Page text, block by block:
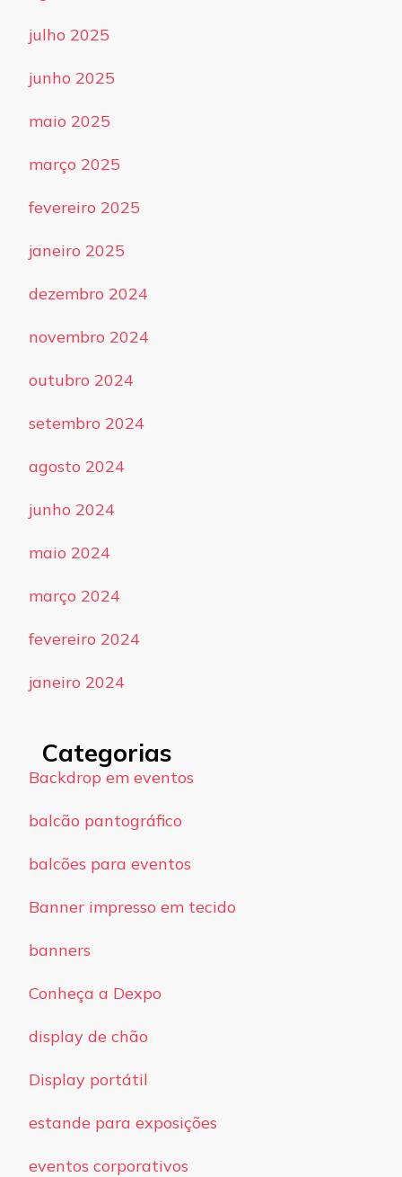
julho 2025
junho 2025
maio 2025
março 2025
fevereiro 2025
janeiro 2025
dezembro 2024
novembro 2024
outubro 2024
setembro 2024
agosto 2024
junho 2024
maio 2024
março 2024
fevereiro 2024
janeiro 2024
Categorias
Backdrop em eventos
balcão pantográfico
balcões para eventos
Banner impresso em tecido
banners
Conheça a Dexpo
display de chão
Display portátil
estande para exposições
eventos corporativos